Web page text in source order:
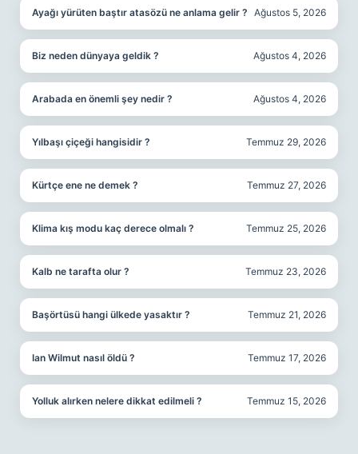
Ayağı yürüten baştır atasözü ne anlama gelir ? Ağustos 5, 2026
Biz neden dünyaya geldik ? Ağustos 4, 2026
Arabada en önemli şey nedir ? Ağustos 4, 2026
Yılbaşı çiçeği hangisidir ? Temmuz 29, 2026
Kürtçe ene ne demek ? Temmuz 27, 2026
Klima kış modu kaç derece olmalı ? Temmuz 25, 2026
Kalb ne tarafta olur ? Temmuz 23, 2026
Başörtüsü hangi ülkede yasaktır ? Temmuz 21, 2026
Ian Wilmut nasıl öldü ? Temmuz 17, 2026
Yolluk alırken nelere dikkat edilmeli ? Temmuz 15, 2026